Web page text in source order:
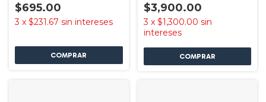
$695.00
3 x $231.67 sin intereses
$3,900.00
3 x $1,300.00 sin
intereses